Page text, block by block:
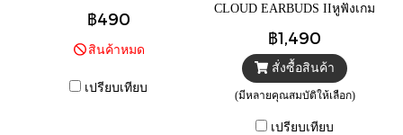
฿490
สินค้าหมด
เปรียบเทียบ
CLOUD EARBUDS IIหูฟังเกม
3.5มม. สายยาว 1.2เมตร
฿1,490
สั่งซื้อสินค้า
(มีหลายคุณสมบัติให้เลือก)
เปรียบเทียบ